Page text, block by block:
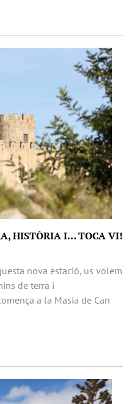
HISTÒRIA I… TOCA VI!
nova estació, us volem
de terra i
a la Masia de Can